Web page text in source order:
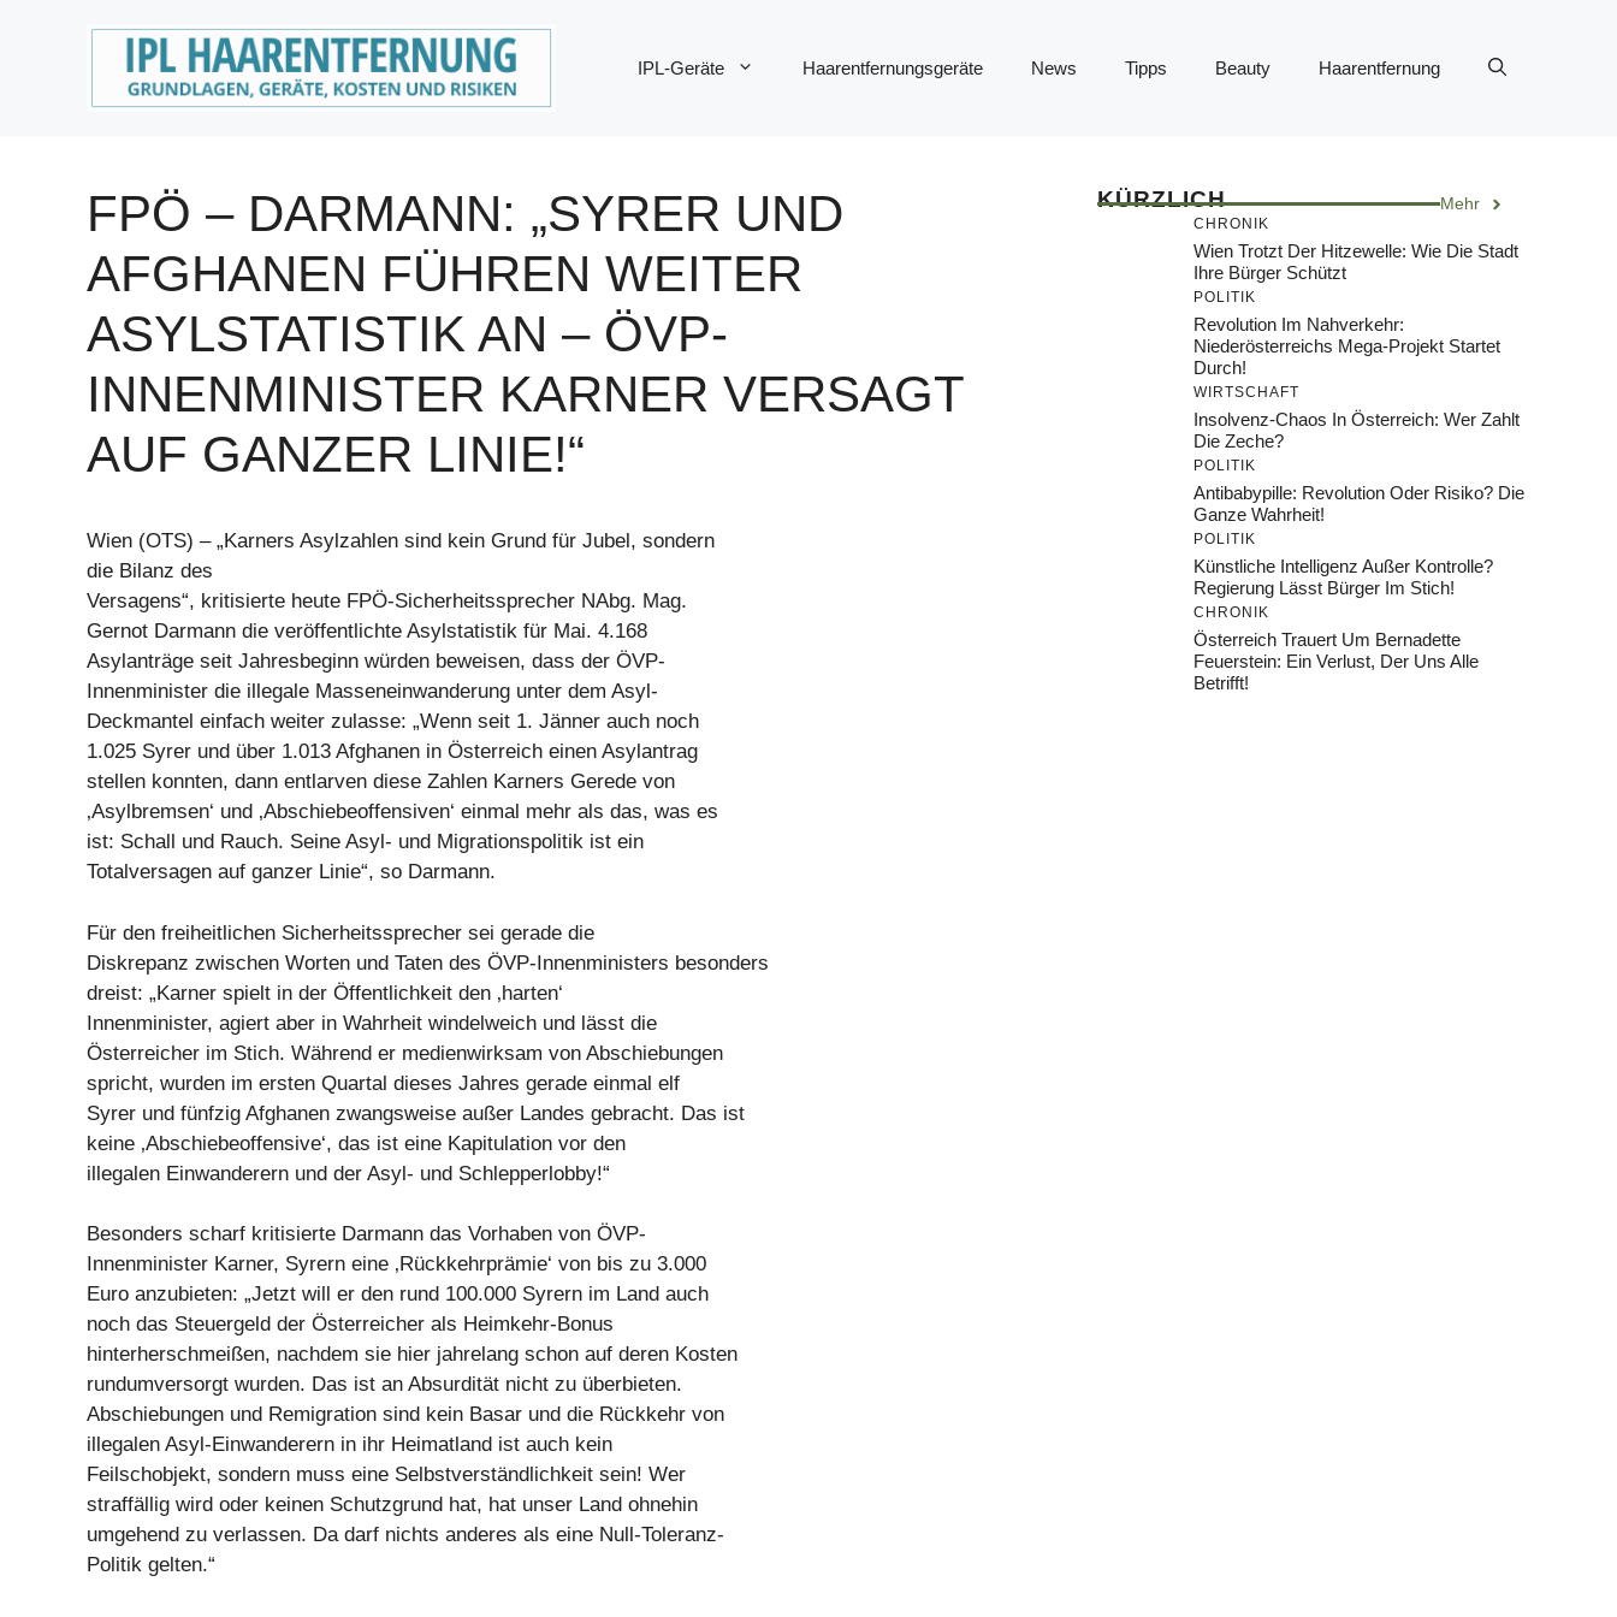
IPL-Geräte Haarentfernungsgeräte News Tipps Beauty Haarentfernung
FPÖ – DARMANN: „SYRER UND
AFGHANEN FÜHREN WEITER
ASYLSTATISTIK AN – ÖVP-
INNENMINISTER KARNER VERSAGT
AUF GANZER LINIE!“
Wien (OTS) – „Karners Asylzahlen sind kein Grund für Jubel, sondern
die Bilanz des
Versagens“, kritisierte heute FPÖ-Sicherheitssprecher NAbg. Mag.
Gernot Darmann die veröffentlichte Asylstatistik für Mai. 4.168
Asylanträge seit Jahresbeginn würden beweisen, dass der ÖVP-
Innenminister die illegale Masseneinwanderung unter dem Asyl-
Deckmantel einfach weiter zulasse: „Wenn seit 1. Jänner auch noch
1.025 Syrer und über 1.013 Afghanen in Österreich einen Asylantrag
stellen konnten, dann entlarven diese Zahlen Karners Gerede von
‚Asylbremsen‘ und ‚Abschiebeoffensiven‘ einmal mehr als das, was es
ist: Schall und Rauch. Seine Asyl- und Migrationspolitik ist ein
Totalversagen auf ganzer Linie“, so Darmann.
Für den freiheitlichen Sicherheitssprecher sei gerade die
Diskrepanz zwischen Worten und Taten des ÖVP-Innenministers besonders
dreist: „Karner spielt in der Öffentlichkeit den ‚harten‘
Innenminister, agiert aber in Wahrheit windelweich und lässt die
Österreicher im Stich. Während er medienwirksam von Abschiebungen
spricht, wurden im ersten Quartal dieses Jahres gerade einmal elf
Syrer und fünfzig Afghanen zwangsweise außer Landes gebracht. Das ist
keine ‚Abschiebeoffensive‘, das ist eine Kapitulation vor den
illegalen Einwanderern und der Asyl- und Schlepperlobby!“
Besonders scharf kritisierte Darmann das Vorhaben von ÖVP-
Innenminister Karner, Syrern eine ‚Rückkehrprämie‘ von bis zu 3.000
Euro anzubieten: „Jetzt will er den rund 100.000 Syrern im Land auch
noch das Steuergeld der Österreicher als Heimkehr-Bonus
hinterherschmeißen, nachdem sie hier jahrelang schon auf deren Kosten
rundumversorgt wurden. Das ist an Absurdität nicht zu überbieten.
Abschiebungen und Remigration sind kein Basar und die Rückkehr von
illegalen Asyl-Einwanderern in ihr Heimatland ist auch kein
Feilschobjekt, sondern muss eine Selbstverständlichkeit sein! Wer
straffällig wird oder keinen Schutzgrund hat, hat unser Land ohnehin
umgehend zu verlassen. Da darf nichts anderes als eine Null-Toleranz-
Politik gelten.“
KÜRZLICH Mehr
CHRONIK
Wien Trotzt Der Hitzewelle: Wie Die Stadt
Ihre Bürger Schützt
POLITIK
Revolution Im Nahverkehr:
Niederösterreichs Mega-Projekt Startet
Durch!
WIRTSCHAFT
Insolvenz-Chaos In Österreich: Wer Zahlt
Die Zeche?
POLITIK
Antibabypille: Revolution Oder Risiko? Die
Ganze Wahrheit!
POLITIK
Künstliche Intelligenz Außer Kontrolle?
Regierung Lässt Bürger Im Stich!
CHRONIK
Österreich Trauert Um Bernadette
Feuerstein: Ein Verlust, Der Uns Alle
Betrifft!